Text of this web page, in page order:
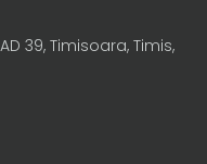
39, Timisoara, Timis,